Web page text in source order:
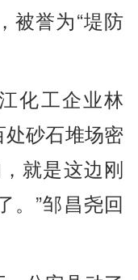
被誉为“堤防
化工企业林
砂石堆场密
就是这边刚
。”邹昌尧回